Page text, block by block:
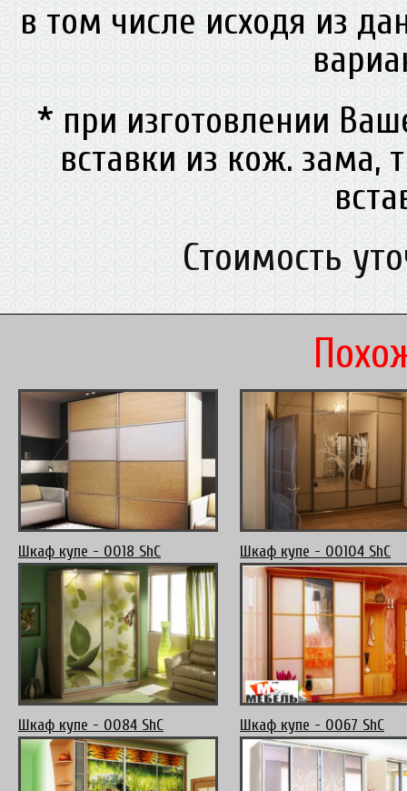
в том числе исходя из
* при изготовлении
вставки из кож. зама,
Стоимость
Шкаф купе - 0018 ShC Шкаф купе - 00104 ShC
Шкаф купе - 0084 ShC Шкаф купе - 0067 ShC